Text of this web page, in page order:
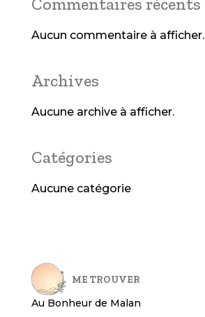
Commentaires récents
Aucun commentaire à afficher.
Archives
Aucune archive à afficher.
Catégories
Aucune catégorie
ME TROUVER
Au Bonheur de Malan